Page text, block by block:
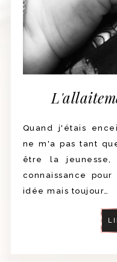
Quand j'étais
ne m'a pas tant
être la
connaissance
idée mais toujour…